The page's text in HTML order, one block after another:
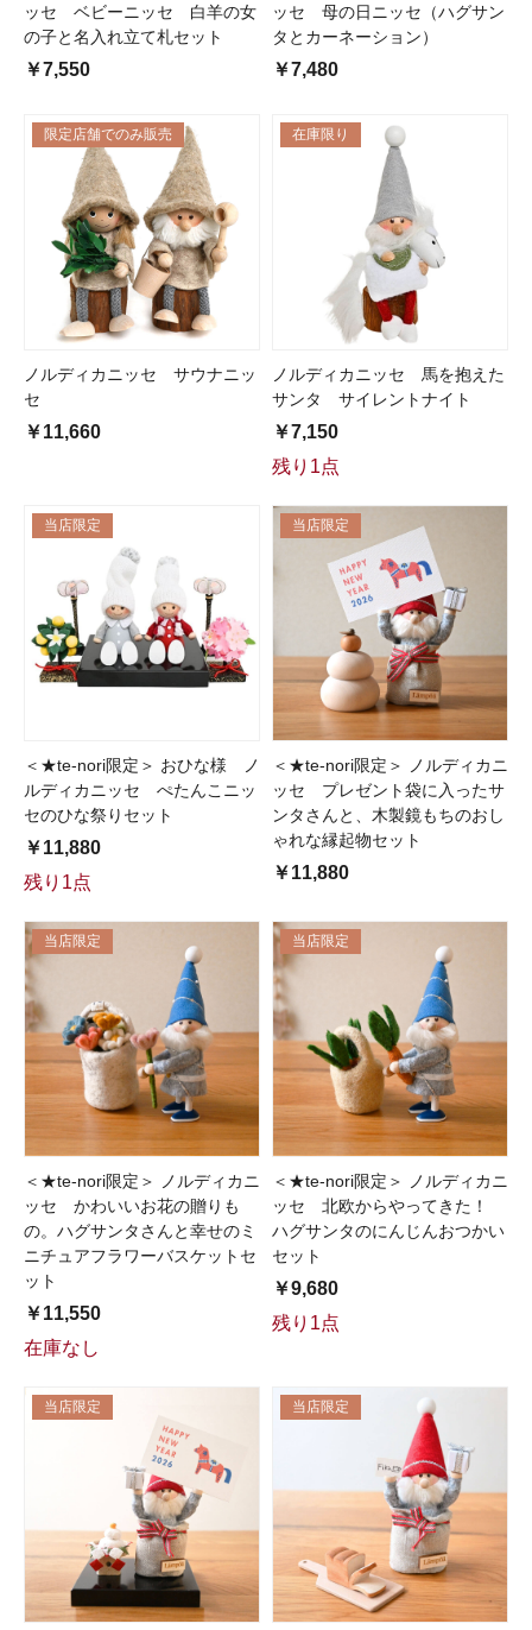
ッセ ベビーニッセ 白羊の女
の子と名入れ立て札セット
￥7,550
ッセ 母の日ニッセ（ハグサン
タとカーネーション）
￥7,480
限定店舗でのみ販売
ノルディカニッセ サウナニッ
セ
￥11,660
在庫限り
ノルディカニッセ 馬を抱えた
サンタ サイレントナイト
￥7,150
残り1点
当店限定
＜★te-nori限定＞ おひな様 ノ
ルディカニッセ ぺたんこニッ
セのひな祭りセット
￥11,880
残り1点
当店限定
＜★te-nori限定＞ ノルディカニ
ッセ プレゼント袋に入ったサ
ンタさんと、木製鏡もちのおし
ゃれな縁起物セット
￥11,880
当店限定
＜★te-nori限定＞ ノルディカニ
ッセ かわいいお花の贈りも
の。ハグサンタさんと幸せのミ
ニチュアフラワーバスケットセ
ット
￥11,550
在庫なし
当店限定
＜★te-nori限定＞ ノルディカニ
ッセ 北欧からやってきた！
ハグサンタのにんじんおつかい
セット
￥9,680
残り1点
当店限定 当店限定